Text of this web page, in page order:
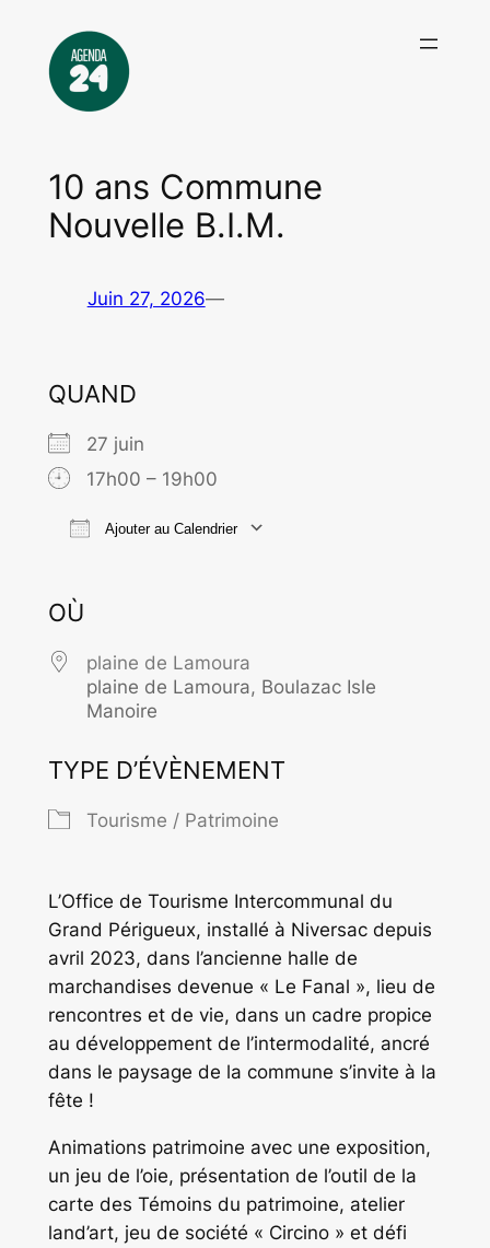
contenu
10 ans Commune
Nouvelle B.I.M.
Juin 27, 2026—
QUAND
27 juin
17h00 – 19h00
Ajouter au Calendrier
OÙ
plaine de Lamoura
plaine de Lamoura, Boulazac Isle
Manoire
TYPE D’ÉVÈNEMENT
Tourisme / Patrimoine
L’Office de Tourisme Intercommunal du
Grand Périgueux, installé à Niversac depuis
avril 2023, dans l’ancienne halle de
marchandises devenue « Le Fanal », lieu de
rencontres et de vie, dans un cadre propice
au développement de l’intermodalité, ancré
dans le paysage de la commune s’invite à la
fête !
Animations patrimoine avec une exposition,
un jeu de l’oie, présentation de l’outil de la
carte des Témoins du patrimoine, atelier
land’art, jeu de société « Circino » et défi